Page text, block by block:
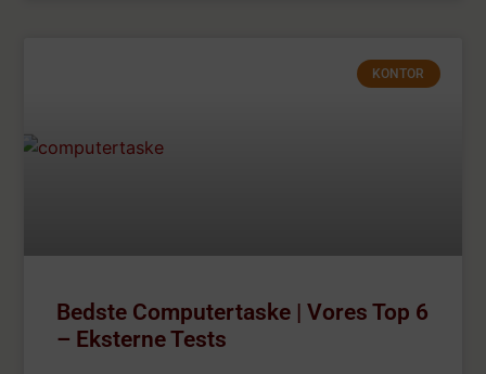
KONTOR
Bedste Computertaske | Vores Top 6
– Eksterne Tests